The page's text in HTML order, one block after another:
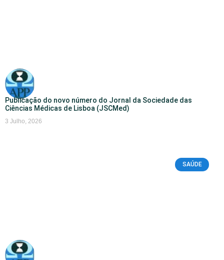
Publicação do novo número do Jornal da Sociedade das
Ciências Médicas de Lisboa (JSCMed)
3 Julho, 2026
SAÚDE